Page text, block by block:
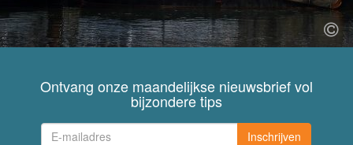
Ontvang onze maandelijkse nieuwsbrief vol
bijzondere tips
Inschrijven